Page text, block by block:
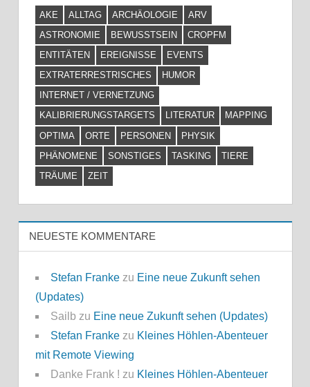
AKE ALLTAG ARCHÄOLOGIE
ARV
ASTRONOMIE
BEWUSSTSEIN
CROPFM
ENTITÄTEN
EREIGNISSE
EVENTS
EXTRATERRESTRISCHES
HUMOR
INTERNET / VERNETZUNG
KALIBRIERUNGSTARGETS
LITERATUR
MAPPING
OPTIMA
ORTE PERSONEN
PHYSIK
PHÄNOMENE
SONSTIGES TASKING
TIERE
TRÄUME
ZEIT
NEUESTE KOMMENTARE
Stefan Frankezu Eine neue Zukunft sehen
(Updates)
Sailb zu Eine neue Zukunft sehen (Updates)
Stefan Frankezu Kleines Höhlen-Abenteuer
mit Remote Viewing
Danke Frank ! zu Kleines Höhlen-Abenteuer